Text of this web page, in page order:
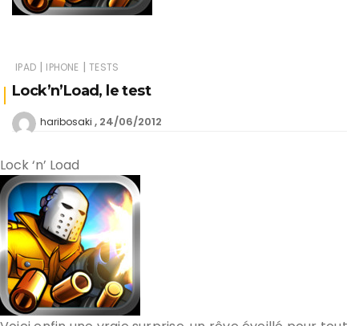
IPAD | IPHONE | TESTS
Lock’n’Load, le test
haribosaki 24/06/2012
Lock ‘n’ Load